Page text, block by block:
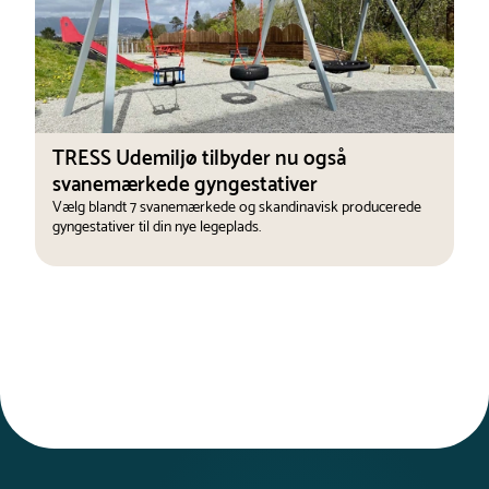
TRESS Udemiljø tilbyder nu også
svanemærkede gyngestativer
Vælg blandt 7 svanemærkede og skandinavisk producerede
gyngestativer til din nye legeplads.